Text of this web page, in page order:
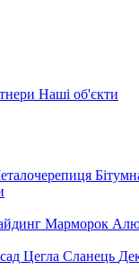
Наші об'єкти
Марморок
Цегла Сланець